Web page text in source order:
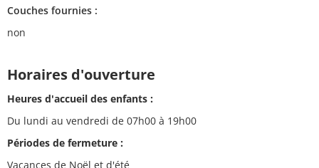
Couches fournies :
non
Horaires d'ouverture
Heures d'accueil des enfants :
Du lundi au vendredi de 07h00 à 19h00
Périodes de fermeture :
Vacances de Noël et d'été